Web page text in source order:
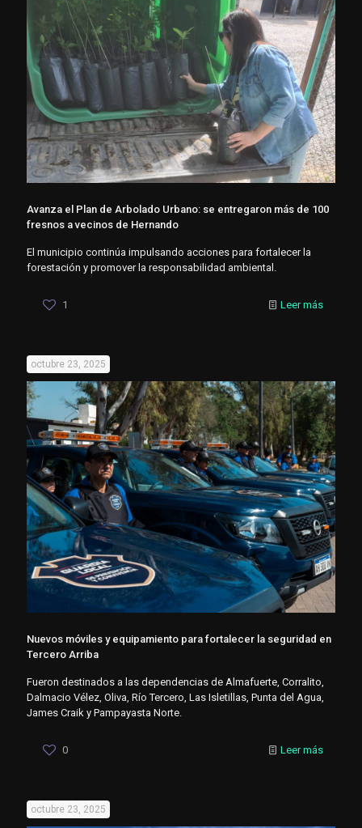
Avanza el Plan de Arbolado Urbano: se entregaron más de 100
fresnos a vecinos de Hernando
El municipio continúa impulsando acciones para fortalecer la
forestación y promover la responsabilidad ambiental.
1 Leer más
octubre 23, 2025
Nuevos móviles y equipamiento para fortalecer la seguridad en
Tercero Arriba
Fueron destinados a las dependencias de Almafuerte, Corralito,
Dalmacio Vélez, Oliva, Río Tercero, Las Isletillas, Punta del Agua,
James Craik y Pampayasta Norte.
0 Leer más
octubre 23, 2025